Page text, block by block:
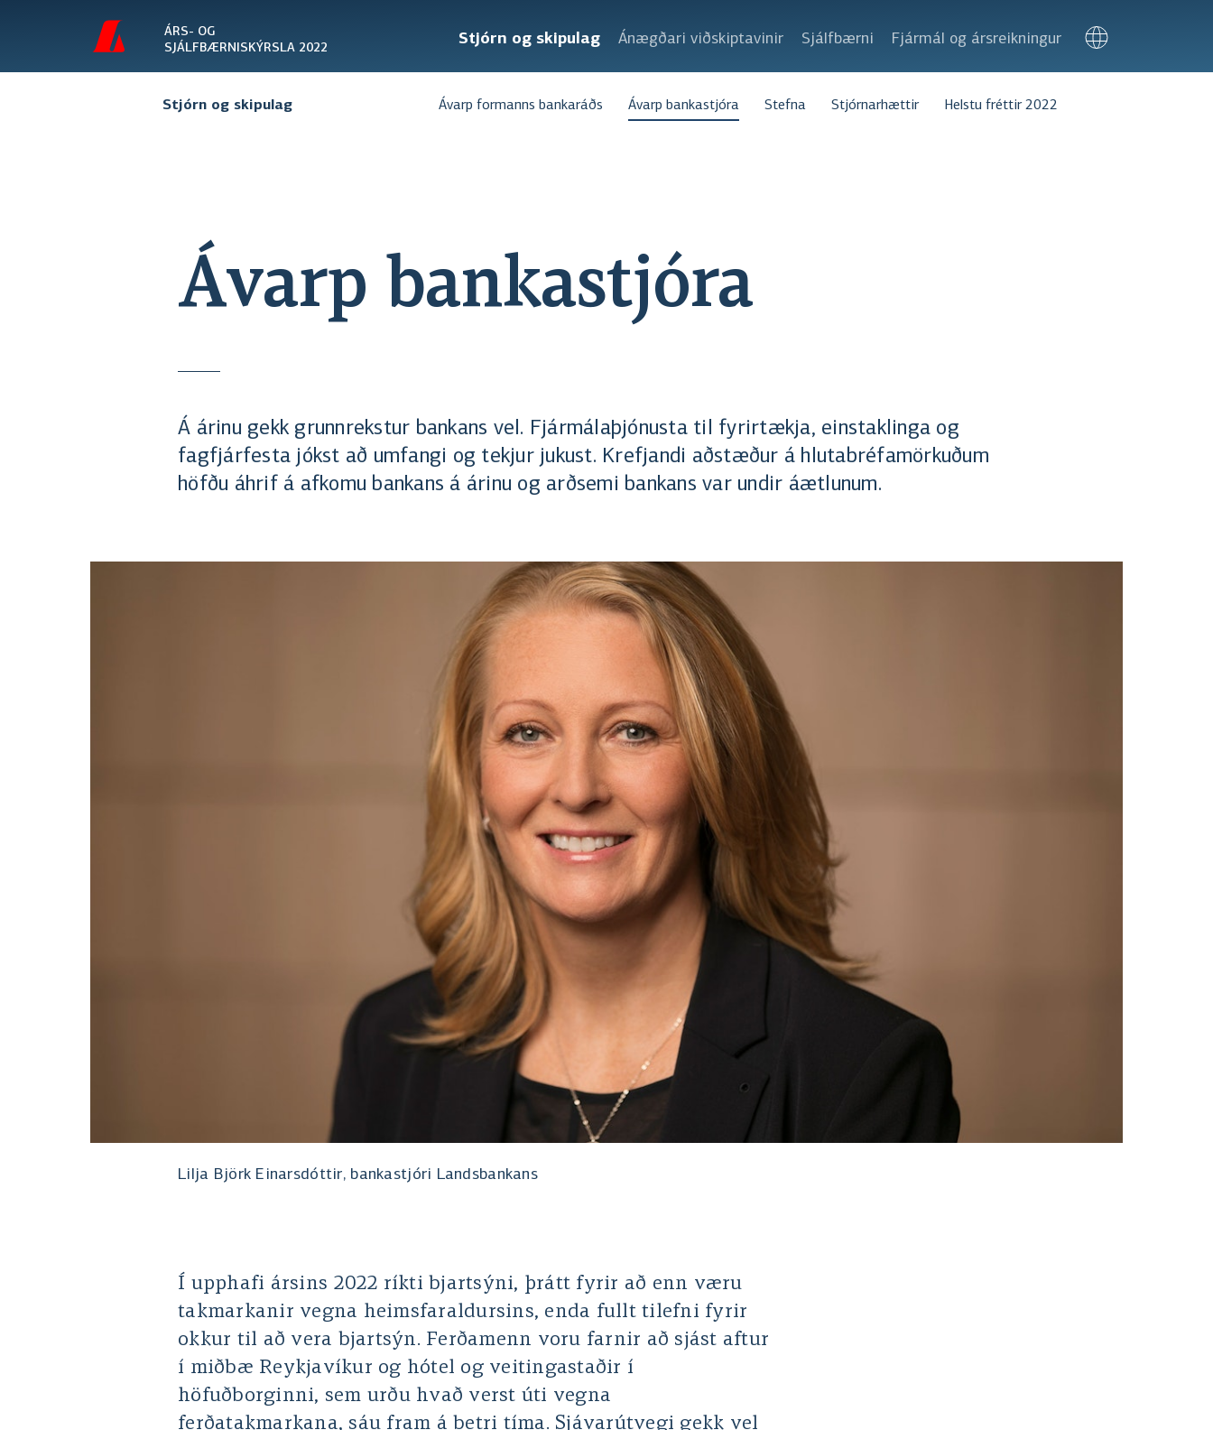
ÁRS- OG
SJÁLFBÆRNISKÝRSLA 2022
Stjórn og skipulag Ánægðari viðskiptavinir Sjálfbærni Fjármál og ársreikningur
Stjórn og skipulag Ávarp formanns bankaráðs Ávarp bankastjóra Stefna Stjórnarhættir Helstu fréttir 2022
Ávarp bankastjóra
Á árinu gekk grunnrekstur bankans vel. Fjármálaþjónusta til fyrirtækja, einstaklinga og
fagfjárfesta jókst að umfangi og tekjur jukust. Krefjandi aðstæður á hlutabréfamörkuðum
höfðu áhrif á afkomu bankans á árinu og arðsemi bankans var undir áætlunum.
Lilja Björk Einarsdóttir, bankastjóri Landsbankans
Í upphafi ársins 2022 ríkti bjartsýni, þrátt fyrir að enn væru
takmarkanir vegna heimsfaraldursins, enda fullt tilefni fyrir
okkur til að vera bjartsýn. Ferðamenn voru farnir að sjást aftur
í miðbæ Reykjavíkur og hótel og veitingastaðir í
höfuðborginni, sem urðu hvað verst úti vegna
ferðatakmarkana, sáu fram á betri tíma. Sjávarútvegi gekk vel